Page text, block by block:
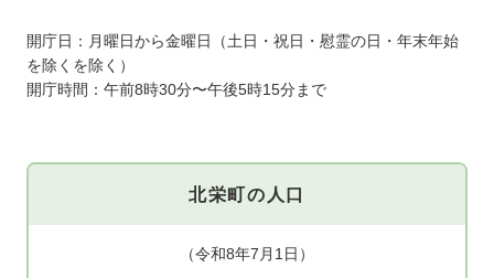
開庁日：月曜日から金曜日（土日・祝日・慰霊の日・年末年始
を除くを除く）
開庁時間：午前8時30分〜午後5時15分まで
北栄町の人口
（令和8年7月1日）